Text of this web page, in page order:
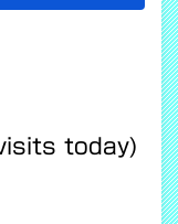
today)